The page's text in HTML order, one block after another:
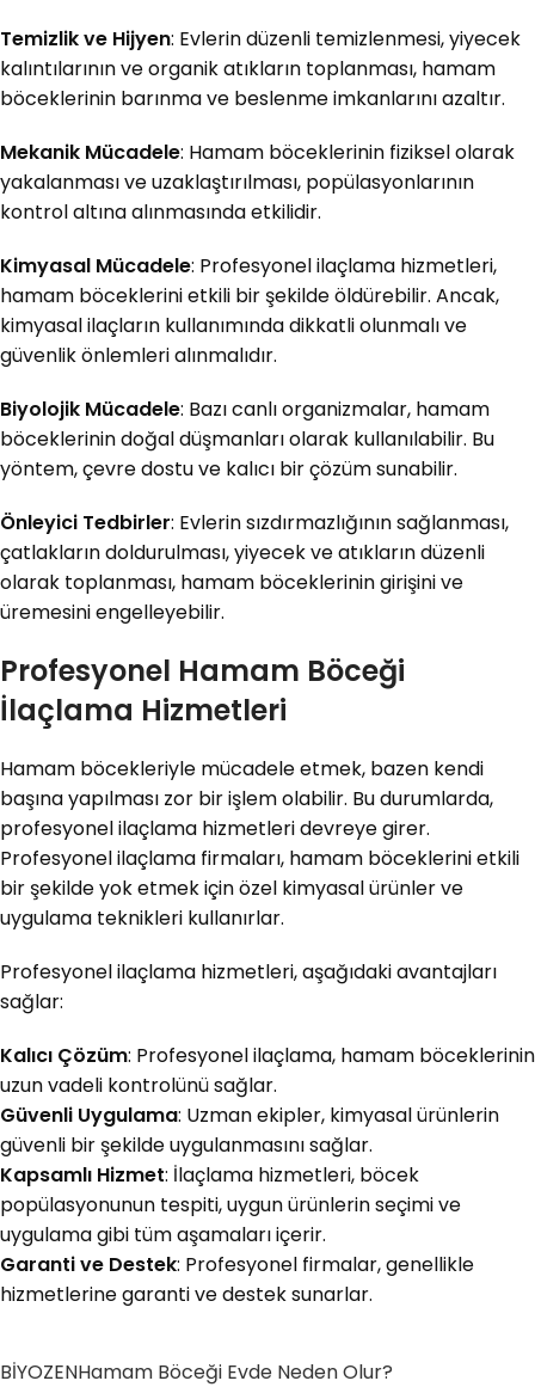
Temizlik ve Hijyen: Evlerin düzenli temizlenmesi, yiyecek
kalıntılarının ve organik atıkların toplanması, hamam
böceklerinin barınma ve beslenme imkanlarını azaltır.
Mekanik Mücadele: Hamam böceklerinin fiziksel olarak
yakalanması ve uzaklaştırılması, popülasyonlarının
kontrol altına alınmasında etkilidir.
Kimyasal Mücadele: Profesyonel ilaçlama hizmetleri,
hamam böceklerini etkili bir şekilde öldürebilir. Ancak,
kimyasal ilaçların kullanımında dikkatli olunmalı ve
güvenlik önlemleri alınmalıdır.
Biyolojik Mücadele: Bazı canlı organizmalar, hamam
böceklerinin doğal düşmanları olarak kullanılabilir. Bu
yöntem, çevre dostu ve kalıcı bir çözüm sunabilir.
Önleyici Tedbirler: Evlerin sızdırmazlığının sağlanması,
çatlakların doldurulması, yiyecek ve atıkların düzenli
olarak toplanması, hamam böceklerinin girişini ve
üremesini engelleyebilir.
Profesyonel Hamam Böceği
İlaçlama Hizmetleri
Hamam böcekleriyle mücadele etmek, bazen kendi
başına yapılması zor bir işlem olabilir. Bu durumlarda,
profesyonel ilaçlama hizmetleri devreye girer.
Profesyonel ilaçlama firmaları, hamam böceklerini etkili
bir şekilde yok etmek için özel kimyasal ürünler ve
uygulama teknikleri kullanırlar.
Profesyonel ilaçlama hizmetleri, aşağıdaki avantajları
sağlar:
Kalıcı Çözüm: Profesyonel ilaçlama, hamam böceklerinin
uzun vadeli kontrolünü sağlar.
Güvenli Uygulama: Uzman ekipler, kimyasal ürünlerin
güvenli bir şekilde uygulanmasını sağlar.
Kapsamlı Hizmet: İlaçlama hizmetleri, böcek
popülasyonunun tespiti, uygun ürünlerin seçimi ve
uygulama gibi tüm aşamaları içerir.
Garanti ve Destek: Profesyonel firmalar, genellikle
hizmetlerine garanti ve destek sunarlar.
BİYOZENHamam Böceği Evde Neden Olur?